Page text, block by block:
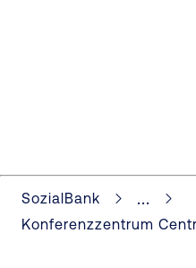
SozialBank ...
Konferenzzentrum